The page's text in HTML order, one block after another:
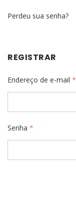
Perdeu sua senha?
REGISTRAR
Endereço de e-mail *
Senha *